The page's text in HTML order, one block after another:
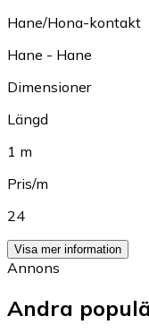
Hane/Hona-kontakt
Hane - Hane
Dimensioner
Längd
1 m
Pris/m
24
Visa mer information
Annons
Andra